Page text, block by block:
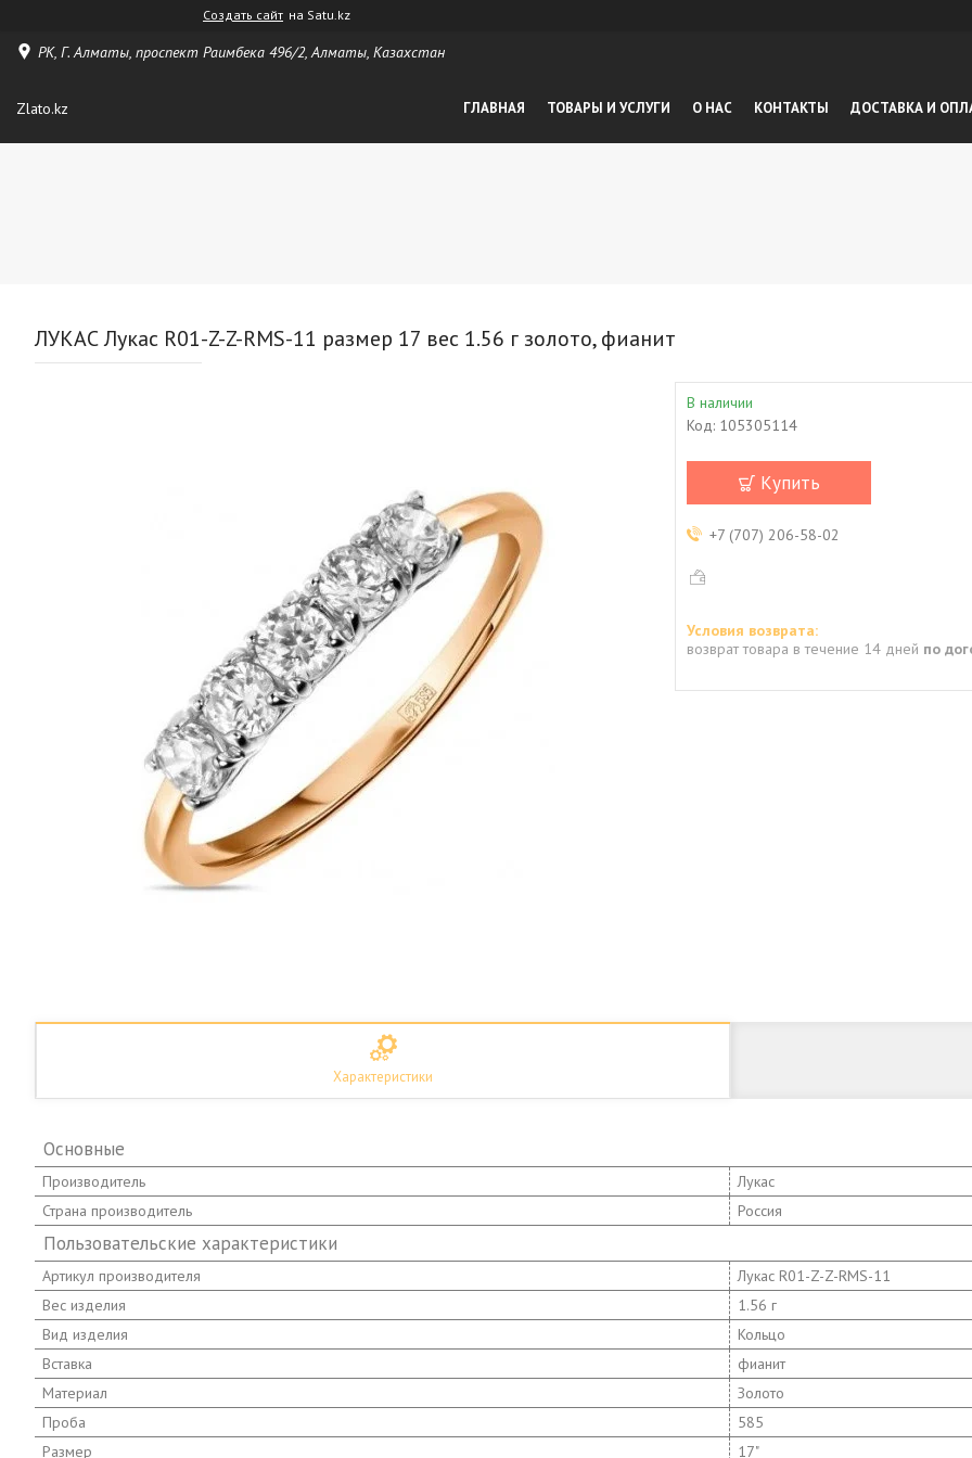
Создать сайт на Satu.kz
РК, Г. Алматы, проспект Раимбека 496/2, Алматы, Казахстан
Zlato.kz ГЛАВНАЯ ТОВАРЫ И УСЛУГИ О НАС КОНТАКТЫ ДОСТАВКА И
ЛУКАС Лукас R01-Z-Z-RMS-11 размер 17 вес 1.56 г золото, фианит
В наличии
Код: 105305114
Купить
+7 (707) 206-58-02
возврат товара в течение 14 дней по
Характеристики
Основные
Производитель
Лукас
Страна производитель
Россия
Пользовательские характеристики
Артикул производителя
Лукас R01-Z-Z-RMS-11
Вес изделия
1.56 г
Вид изделия
Кольцо
Вставка
фианит
Материал
Золото
Проба
585
Размер
17"